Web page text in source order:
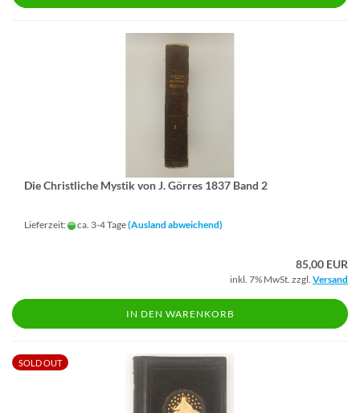
Die Christ­li­che Mys­tik von J. Gör­res 1837 Band 2
Lieferzeit: ca. 3-4 Tage(Ausland abweichend)
85,00 EUR
inkl. 7% MwSt. zzgl. Versand
IN DEN WARENKORB
SOLD OUT